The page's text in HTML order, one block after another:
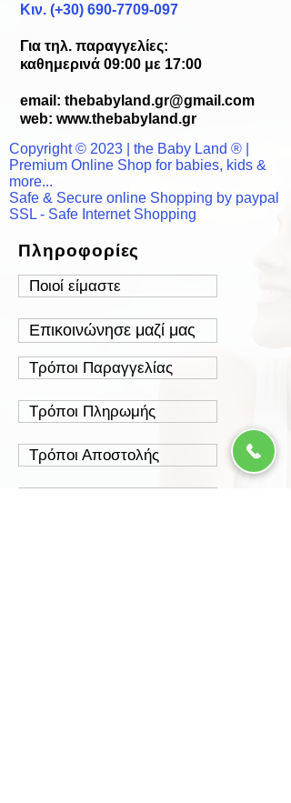
Κιν. (+30) 690-7709-097
Για τηλ. παραγγελίες:
καθημερινά 09:00 με 17:00
email: thebabyland.gr@gmail.com
web: www.thebabyland.gr
Copyright © 2023 | the Baby Land ® |
Premium Online Shop for babies, kids &
more...
Safe & Secure online Shopping by paypal
SSL - Safe Internet Shopping
Πληροφορίες
Ποιοί είμαστε
Επικοινώνησε μαζί μας
Τρόποι Παραγγελίας
Τρόποι Πληρωμής
Τρόποι Αποστολής